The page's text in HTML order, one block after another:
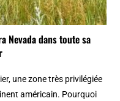
Nevada dans toute sa
une zone très privilégiée
américain. Pourquoi